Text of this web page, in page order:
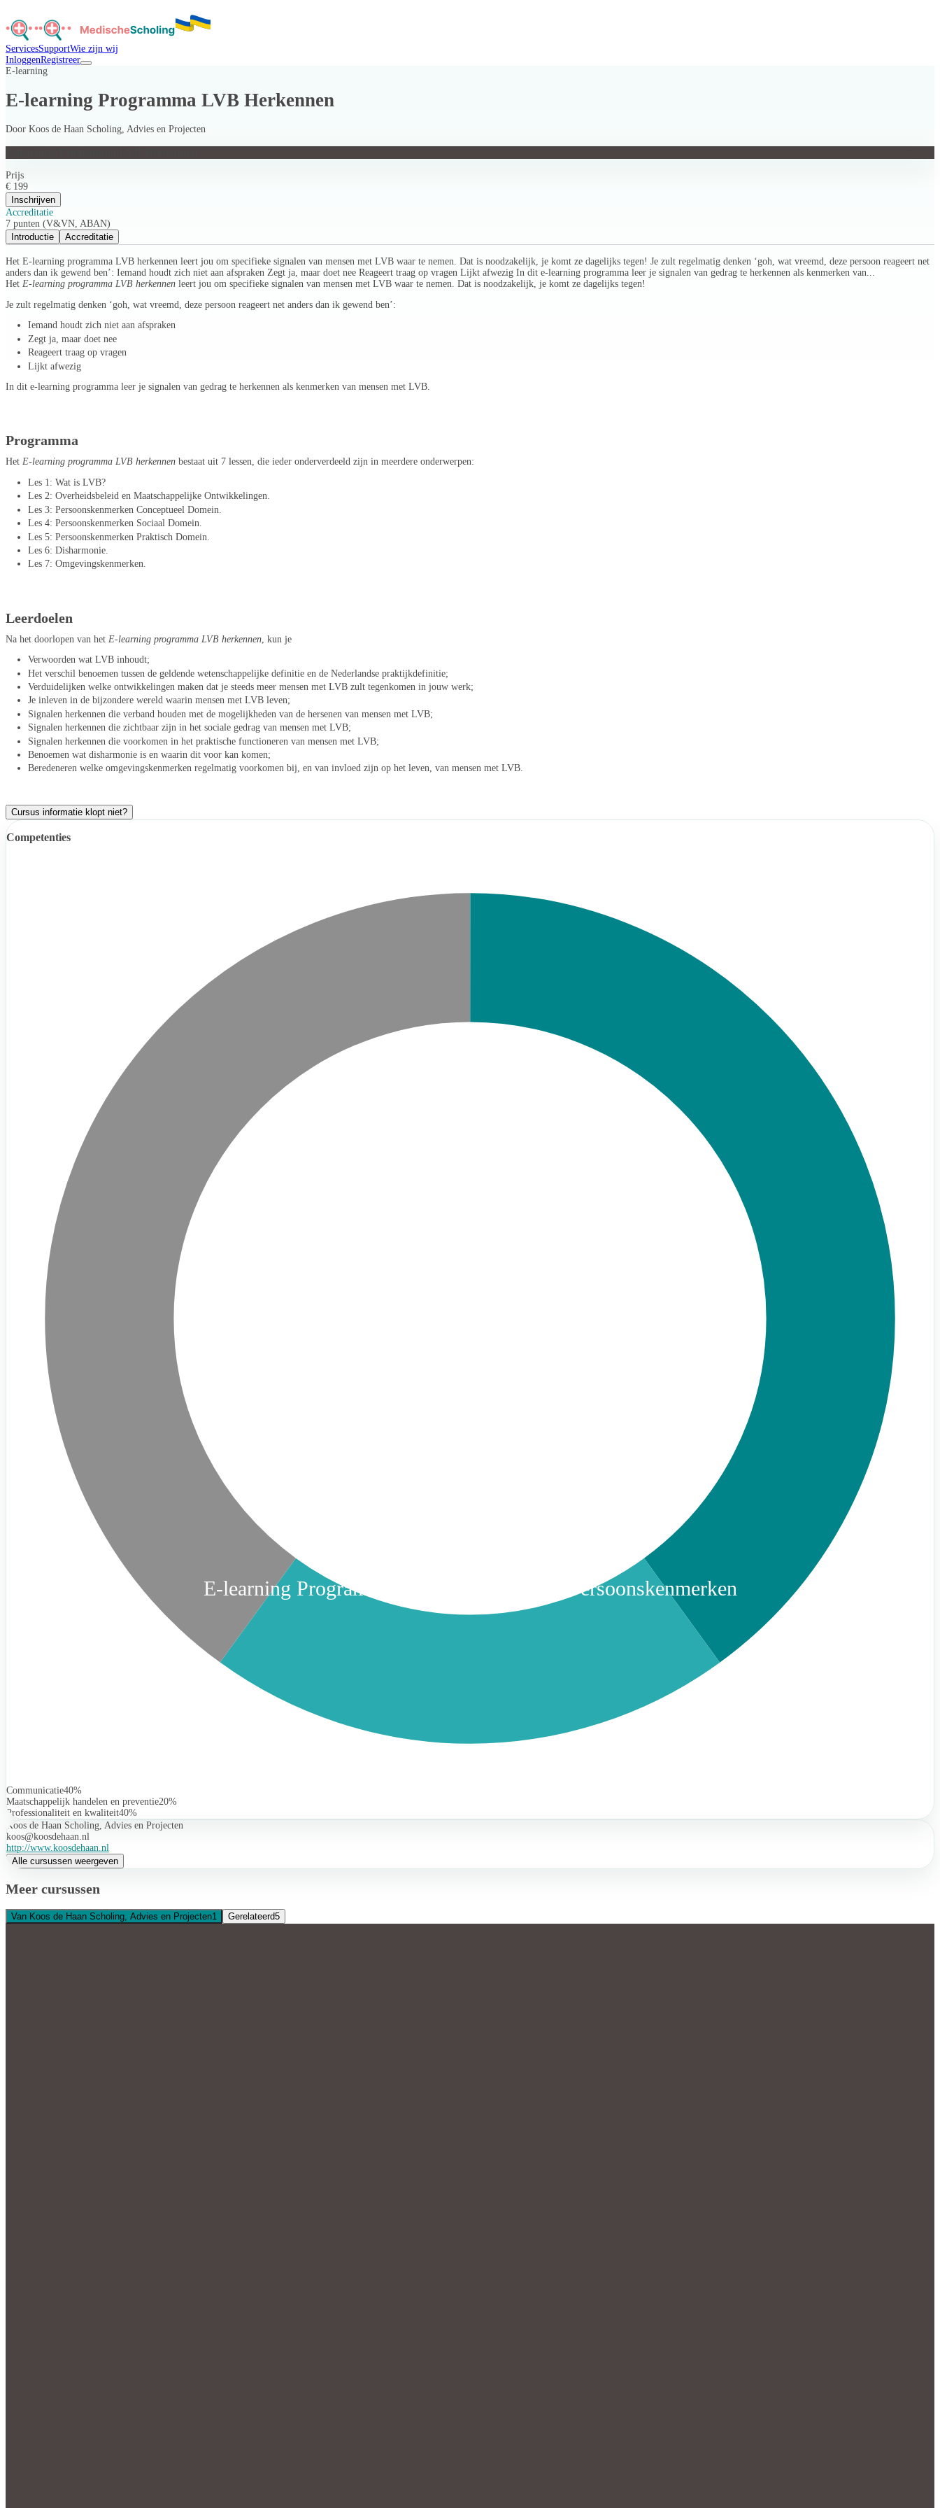
ServicesSupportWie zijn wij
InloggenRegistreer
E-learning
E-learning Programma LVB Herkennen
Door Koos de Haan Scholing, Advies en Projecten
Prijs
€ 199
Inschrijven
Accreditatie
7 punten (V&VN, ABAN)
Introductie
Accreditatie
Het E-learning programma LVB herkennen leert jou om specifieke signalen van mensen met LVB waar te nemen. Dat is noodzakelijk, je komt ze dagelijks tegen! Je zult regelmatig denken ‘goh, wat vreemd, deze persoon reageert net
anders dan ik gewend ben’: Iemand houdt zich niet aan afspraken Zegt ja, maar doet nee Reageert traag op vragen Lijkt afwezig In dit e-learning programma leer je signalen van gedrag te herkennen als kenmerken van...
Het E-learning programma LVB herkennen leert jou om specifieke signalen van mensen met LVB waar te nemen. Dat is noodzakelijk, je komt ze dagelijks tegen!
Je zult regelmatig denken ‘goh, wat vreemd, deze persoon reageert net anders dan ik gewend ben’:
Iemand houdt zich niet aan afspraken
Zegt ja, maar doet nee
Reageert traag op vragen
Lijkt afwezig
In dit e-learning programma leer je signalen van gedrag te herkennen als kenmerken van mensen met LVB.
Programma
Het E-learning programma LVB herkennen bestaat uit 7 lessen, die ieder onderverdeeld zijn in meerdere onderwerpen:
Les 1: Wat is LVB?
Les 2: Overheidsbeleid en Maatschappelijke Ontwikkelingen.
Les 3: Persoonskenmerken Conceptueel Domein.
Les 4: Persoonskenmerken Sociaal Domein.
Les 5: Persoonskenmerken Praktisch Domein.
Les 6: Disharmonie.
Les 7: Omgevingskenmerken.
Leerdoelen
Na het doorlopen van het E-learning programma LVB herkennen , kun je
Verwoorden wat LVB inhoudt;
Het verschil benoemen tussen de geldende wetenschappelijke definitie en de Nederlandse praktijkdefinitie;
Verduidelijken welke ontwikkelingen maken dat je steeds meer mensen met LVB zult tegenkomen in jouw werk;
Je inleven in de bijzondere wereld waarin mensen met LVB leven;
Signalen herkennen die verband houden met de mogelijkheden van de hersenen van mensen met LVB;
Signalen herkennen die zichtbaar zijn in het sociale gedrag van mensen met LVB;
Signalen herkennen die voorkomen in het praktische functioneren van mensen met LVB;
Benoemen wat disharmonie is en waarin dit voor kan komen;
Beredeneren welke omgevingskenmerken regelmatig voorkomen bij, en van invloed zijn op het leven, van mensen met LVB.
Cursus informatie klopt niet?
Competenties
Communicatie40%
Maatschappelijk handelen en preventie20%
Professionaliteit en kwaliteit40%
Koos de Haan Scholing, Advies en Projecten
koos@koosdehaan.nl
http://www.koosdehaan.nl
Alle cursussen weergeven
Meer cursussen
Van Koos de Haan Scholing, Advies en Projecten1 Gerelateerd5
E-learning Programma LVB Herkennen op Persoonskenmerken